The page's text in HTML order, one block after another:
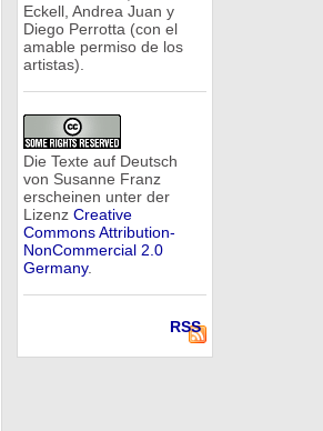
Eckell, Andrea Juan y
Diego Perrotta (con el
amable permiso de los
artistas).
Die Texte auf Deutsch
von Susanne Franz
erscheinen unter der
Lizenz Creative
Commons Attribution-
NonCommercial 2.0
Germany.
RSS